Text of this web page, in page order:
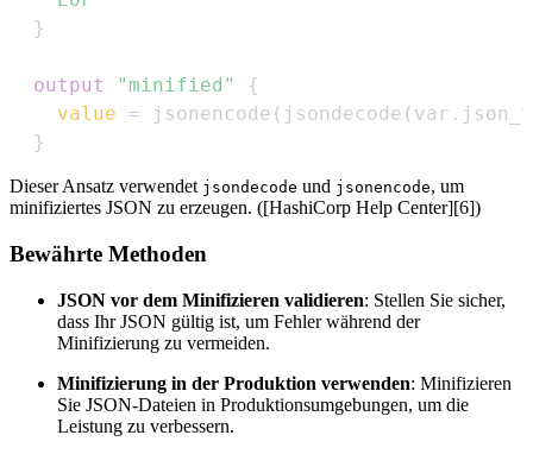
}
output "minified"
{
value
=
}
Dieser Ansatz verwendet jsondecode und jsonencode, um
minifiziertes JSON zu erzeugen. ([HashiCorp Help Center][6])
Bewährte Methoden
JSON vor dem Minifizieren validieren: Stellen Sie sicher,
dass Ihr JSON gültig ist, um Fehler während der
Minifizierung zu vermeiden.
Minifizierung in der Produktion verwenden: Minifizieren
Sie JSON-Dateien in Produktionsumgebungen, um die
Leistung zu verbessern.